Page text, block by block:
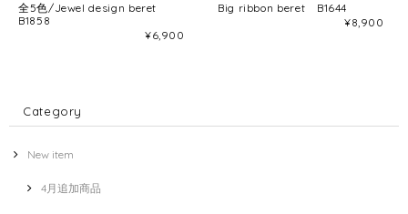
全5色/Jewel design beret
B1858
¥6,900
Big ribbon beret B1644
¥8,900
Category
New item
4月追加商品